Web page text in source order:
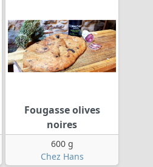
Fougasse olives
noires
600 g
Chez Hans